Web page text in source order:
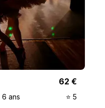
62 €
6 ans ⭐️ 5